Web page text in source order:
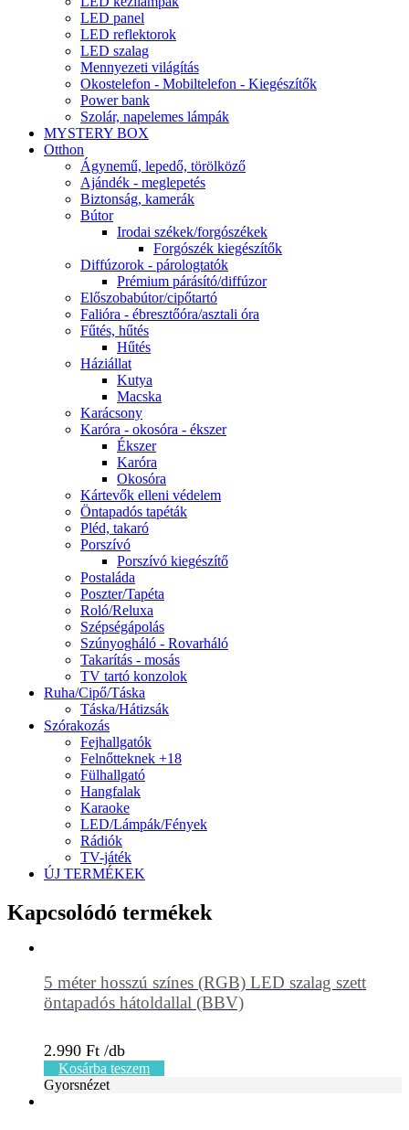
LED panel
LED reflektorok
LED szalag
Mennyezeti világítás
Okostelefon - Mobiltelefon - Kiegészítők
Power bank
Szolár, napelemes lámpák
MYSTERY BOX
Otthon
Ágynemű, lepedő, törölköző
Ajándék - meglepetés
Biztonság, kamerák
Bútor
Irodai székek/forgószékek
Forgószék kiegészítők
Diffúzorok - párologtatók
Prémium párásító/diffúzor
Előszobabútor/cipőtartó
Falióra - ébresztőóra/asztali óra
Fűtés, hűtés
Hűtés
Háziállat
Kutya
Macska
Karácsony
Karóra - okosóra - ékszer
Ékszer
Karóra
Okosóra
Kártevők elleni védelem
Öntapadós tapéták
Pléd, takaró
Porszívó
Porszívó kiegészítő
Postaláda
Poszter/Tapéta
Roló/Reluxa
Szépségápolás
Szúnyogháló - Rovarháló
Takarítás - mosás
TV tartó konzolok
Ruha/Cipő/Táska
Táska/Hátizsák
Szórakozás
Fejhallgatók
Felnőtteknek +18
Fülhallgató
Hangfalak
Karaoke
LED/Lámpák/Fények
Rádiók
TV-játék
ÚJ TERMÉKEK
Kapcsolódó termékek
5 méter hosszú színes (RGB) LED szalag szett
öntapadós hátoldallal (BBV)
2.990 Ft
Kosárba teszem
Gyorsnézet